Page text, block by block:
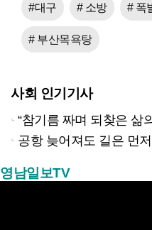
#대구 # 소방 # 폭
# 부산목욕탕
사회 인기기사
“참기름 짜며 되찾은 삶의 활력”…대구
공항 늦어져도 길은 먼저…‘제
영남일보TV